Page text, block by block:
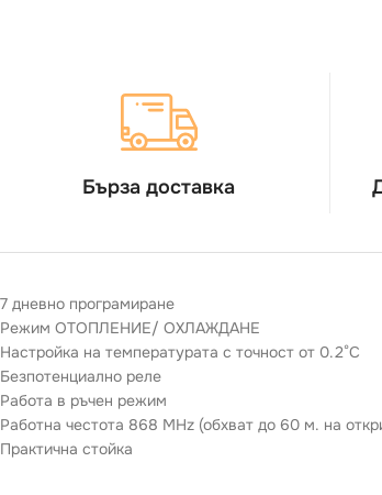
Бърза доставка
7 дневно програмиране
Режим ОТОПЛЕНИЕ/ ОХЛАЖДАНЕ
Настройка на температурата с точност от 0.2°C
Безпотенциално реле
Работа в ръчен режим
Работна честота 868 MHz (обхват до 60 м. на
Практична стойка